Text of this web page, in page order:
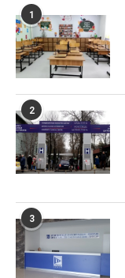
1
2
3